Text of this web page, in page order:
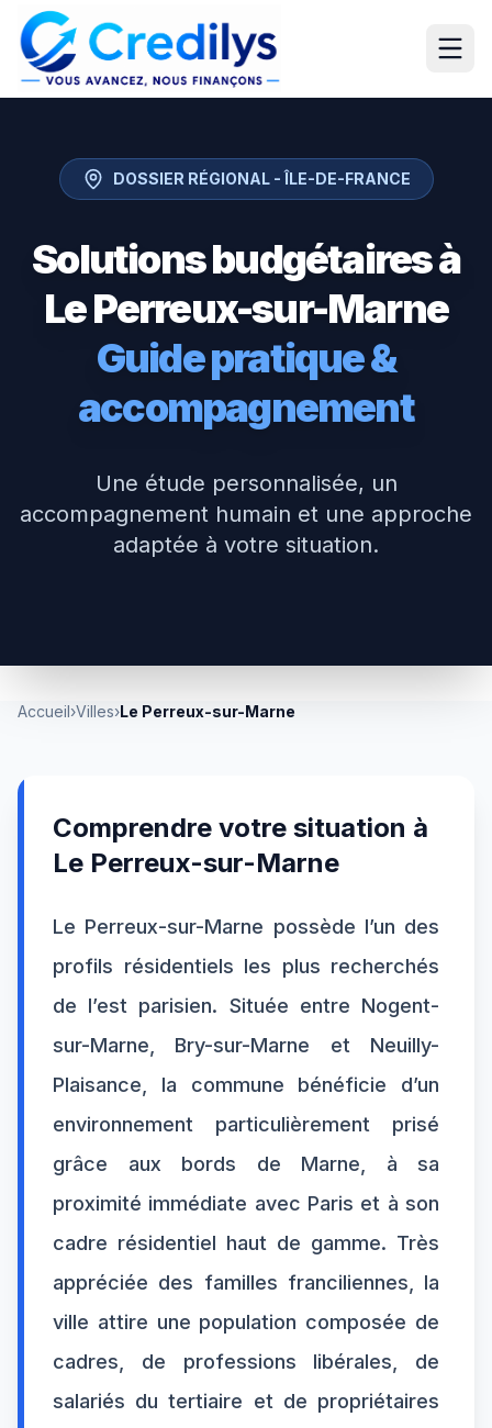
DOSSIER RÉGIONAL -ÎLE-DE-FRANCE
Solutions budgétaires à
Le Perreux-sur-Marne
Guide pratique &
accompagnement
Une étude personnalisée, un
accompagnement humain et une approche
adaptée à votre situation.
Accueil›Villes›Le Perreux-sur-Marne
Comprendre votre situation à
Le Perreux-sur-Marne
Le Perreux-sur-Marne possède l’un des
profils résidentiels les plus recherchés
de l’est parisien. Située entre Nogent-
sur-Marne, Bry-sur-Marne et Neuilly-
Plaisance, la commune bénéficie d’un
environnement particulièrement prisé
grâce aux bords de Marne, à sa
proximité immédiate avec Paris et à son
cadre résidentiel haut de gamme. Très
appréciée des familles franciliennes, la
ville attire une population composée de
cadres, de professions libérales, de
salariés du tertiaire et de propriétaires